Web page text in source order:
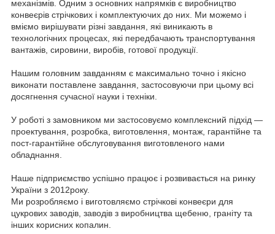
механізмів. Одним з основних напрямків є виробництво
конвеєрів стрічкових і комплектуючих до них. Ми можемо і
вміємо вирішувати різні завдання, які виникають в
технологічних процесах, які передбачають транспортування
вантажів, сировини, виробів, готової продукції.
Нашим головним завданням є максимально точно і якісно
виконати поставлене завдання, застосовуючи при цьому всі
досягнення сучасної науки і техніки.
У роботі з замовником ми застосовуємо комплексний підхід —
проектування, розробка, виготовлення, монтаж, гарантійне та
пост-гарантійне обслуговування виготовленого нами
обладнання.
Наше підприємство успішно працює і розвивається на ринку
України з 2012року.
Ми розробляємо і виготовляємо стрічкові конвеєри для
цукрових заводів, заводів з виробництва щебеню, граніту та
інших корисних копалин.